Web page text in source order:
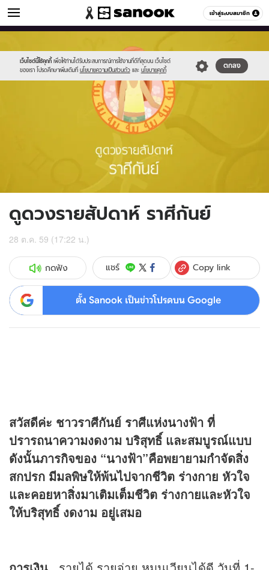
เข้าสู่ระบบสมาชิก
ดูดวง หมวดอื่นๆ
เว็บไซต์นี้ใช้คุกกี้ เพื่อให้ท่านได้รับประสบการณ์การใช้งานที่ดีที่สุดบน เว็บไซต์
ของเรา โปรดศึกษาเพิ่มเติมที่ นโยบายความเป็นส่วนตัว และ นโยบายคุกกี้
ตกลง
new-
sanook.png
ดูดวงรายสัปดาห์ ราศีกันย์
28 ต.ค. 59 (17:22 น.)
กดฟัง แชร์ Copy link
ตั้ง Sanook เป็นข่าวโปรดบน Google
สวัสดีค่ะ ชาวราศีกันย์ ราศีแห่งนางฟ้า ที่
ปรารถนาความงดงาม บริสุทธิ์ และสมบูรณ์แบบ
ดังนั้นภารกิจของ “นางฟ้า”คือพยายามกำจัดสิ่ง
สกปรก มีมลพิษให้พ้นไปจากชีวิต ร่างกาย หัวใจ
และคอยหาสิ่งมาเติมเต็มชีวิต ร่างกายและหัวใจ
ให้บริสุทธิ์ งดงาม อยู่เสมอ